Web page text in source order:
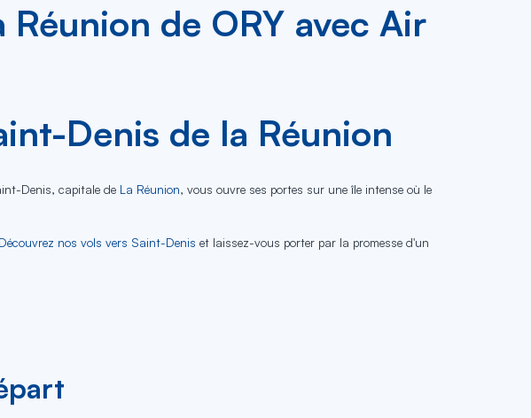
de ORY avec Air
Denis de la Réunion
Denis, capitale de La Réunion, vous ouvre ses portes sur une île intense où le
Découvrez nos vols vers Saint-Denis et laissez-vous porter par la promesse d'un